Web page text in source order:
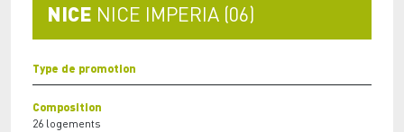
NICE NICE IMPERIA (06)
Type de promotion
Composition
26 logements